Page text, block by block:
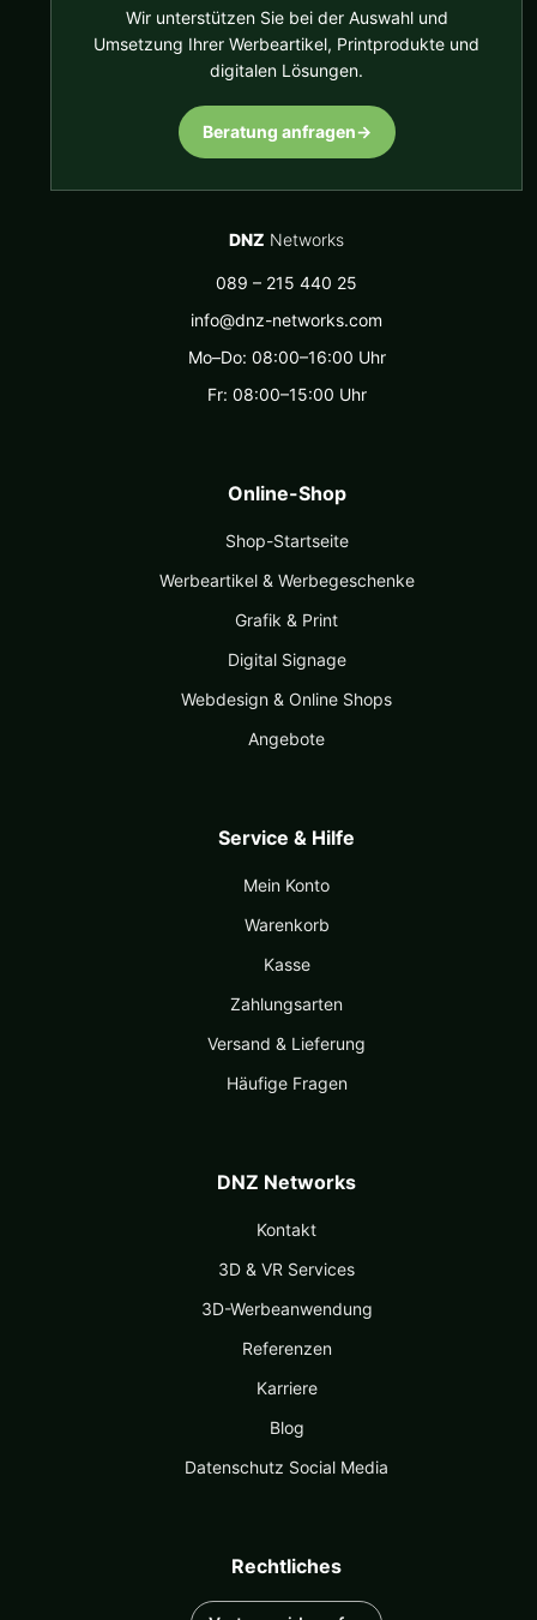
Wir unterstützen Sie bei der Auswahl und
Umsetzung Ihrer Werbeartikel, Printprodukte und
digitalen Lösungen.
Beratung anfragen→
DNZ Networks
089 – 215 440 25
info@dnz-networks.com
Mo–Do: 08:00–16:00 Uhr
Fr: 08:00–15:00 Uhr
Online-Shop
Shop-Startseite
Werbeartikel & Werbegeschenke
Grafik & Print
Digital Signage
Webdesign & Online Shops
Angebote
Service & Hilfe
Mein Konto
Warenkorb
Kasse
Zahlungsarten
Versand & Lieferung
Häufige Fragen
DNZ Networks
Kontakt
3D & VR Services
3D-Werbeanwendung
Referenzen
Karriere
Blog
Datenschutz Social Media
Rechtliches